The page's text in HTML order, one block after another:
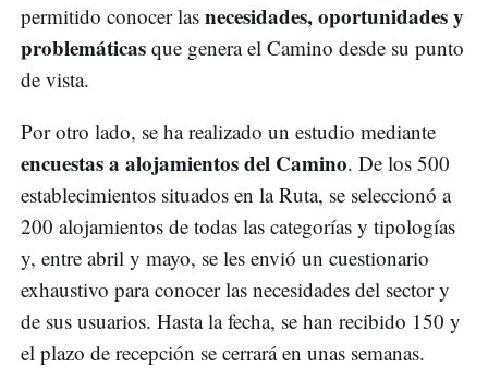
permitido conocer las necesidades, oportunidades y
problemáticas que genera el Camino desde su punto
de vista.
Por otro lado, se ha realizado un estudio mediante
encuestas a alojamientos del Camino. De los 500
establecimientos situados en la Ruta, se seleccionó a
200 alojamientos de todas las categorías y tipologías
y, entre abril y mayo, se les envió un cuestionario
exhaustivo para conocer las necesidades del sector y
de sus usuarios. Hasta la fecha, se han recibido 150 y
el plazo de recepción se cerrará en unas semanas.